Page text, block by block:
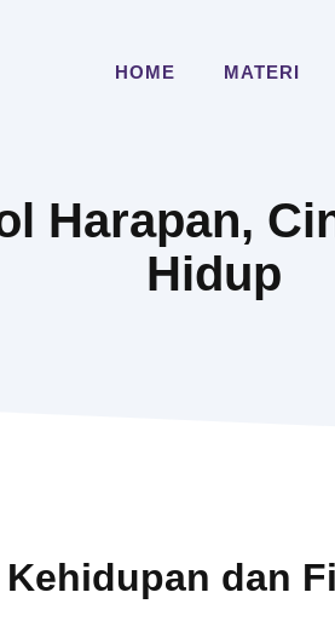
HOME MATERI
Harapan,
Hidup
dan